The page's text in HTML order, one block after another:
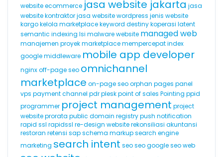
website ecommerce jasa website jakarta jasa
website kontraktorjasa website wordpress jenis website
kargokelola marketplacekeyword destinykoperasi latent
semantic indexing lsi malware website managed web
manajemen proyekmarketplacemempercepat index
googlemiddleware mobile app developer
nginxoff-page seo omnichannel
marketplace on-page seoorphan pages panel
vps payment channel pdrpleskpoint of sales Pointing ppid
programmer project management project
websiteprorata public domain registrypush notification
rapid ssl rapidssl re-design websiterekonsiliasi akuntansi
restoran retensi sapschema markupsearch engine
marketing search intent seoseo googleseo web